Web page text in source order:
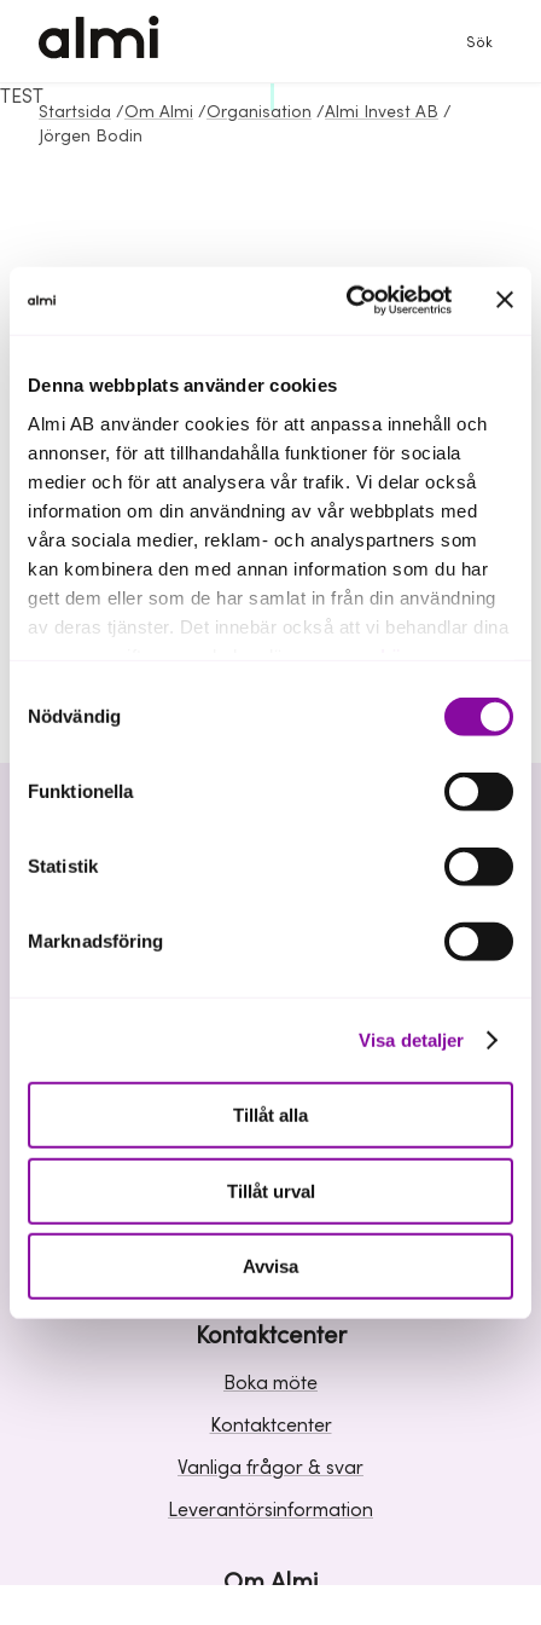
Denna webbplats använder cookies
Almi AB använder cookies för att anpassa innehåll och
annonser, för att tillhandahålla funktioner för sociala
medier och för att analysera vår trafik. Vi delar också
information om din användning av vår webbplats med
våra sociala medier, reklam- och analyspartners som
kan kombinera den med annan information som du har
gett dem eller som de har samlat in från din användning
av deras tjänster. Det innebär också att vi behandlar dina
Om du klickar på avvisa kommer användning av kakor
eller delning av information enligt ovan, inte att ske,
förutom för kakor som är nödvändiga för att hemsidan
ska fungera se mer under inställningar.
Nödvändig
Funktionella
Statistik
Marknadsföring
Visa detaljer
Tillåt alla
Tillåt urval
Avvisa
Sök
Startsida /Om Almi /Organisation /Almi Invest AB /
Jörgen Bodin
TEST
Våra tjänster
Riskkapital
Affärsutveckling
Kunskap och inspiration
Kontaktcenter
Boka möte
Kontaktcenter
Vanliga frågor & svar
Leverantörsinformation
Om Almi